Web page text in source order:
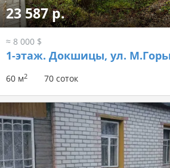
23 587 р.
≈ 8 000 $
1-этаж. Докшицы, ул.
60 м2 70 соток